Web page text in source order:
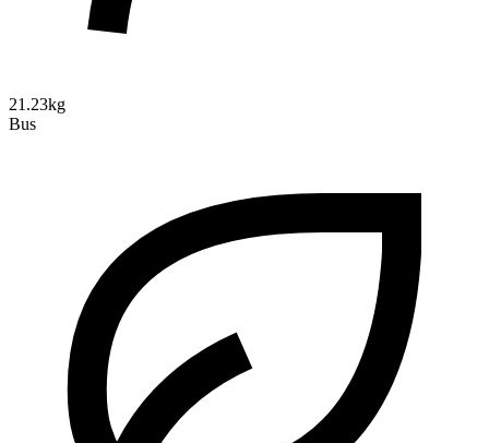
21.23kg
Bus